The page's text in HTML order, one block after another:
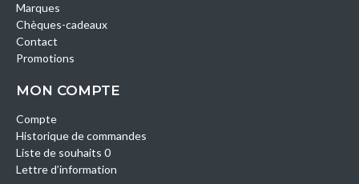
Marques
Chèques-cadeaux
Contact
Promotions
MON COMPTE
Compte
Historique de commandes
Liste de souhaits 0
Lettre d’information